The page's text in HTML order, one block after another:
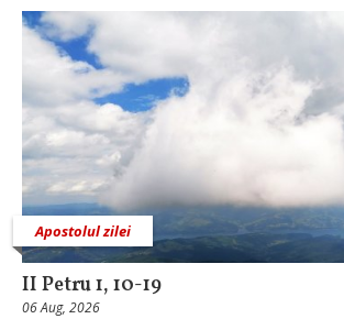
Apostolul zilei
II Petru 1, 10-19
06 Aug, 2026